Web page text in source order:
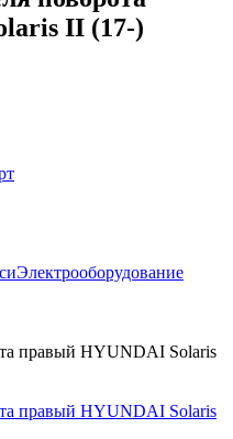
II (17-)
Электрооборудование
правый HYUNDAI Solaris